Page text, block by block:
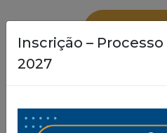
Inscrição –
2027